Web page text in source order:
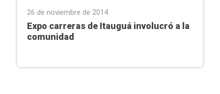
26 de noviembre de 2014
Expo carreras de Itauguá involucró a la
comunidad